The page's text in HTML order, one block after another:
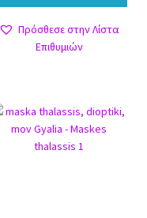
Πρόσθεσε στην Λίστα
Επιθυμιών